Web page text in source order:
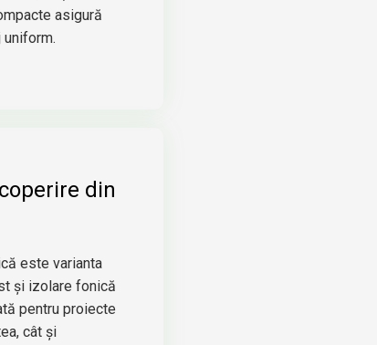
asigură
din
este varianta
și izolare fonică
pentru proiecte
cât și